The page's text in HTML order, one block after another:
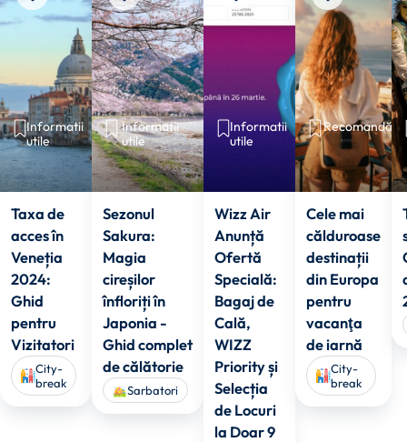
Informatii
utile
Taxa de
acces în
Veneția
2024:
Ghid
pentru
Vizitatori
City-
break
Informatii
utile
Sezonul
Sakura:
Magia
cireșilor
înfloriți în
Japonia -
Ghid complet
de călătorie
Sarbatori
Informatii
utile
Wizz Air
Anunță
Ofertă
Specială:
Bagaj de
Cală,
WIZZ
Priority și
Selecția
de Locuri
la Doar 9
Recomandări
Cele mai
călduroase
destinații
din Europa
pentru
vacanţa
de iarnă
City-
break